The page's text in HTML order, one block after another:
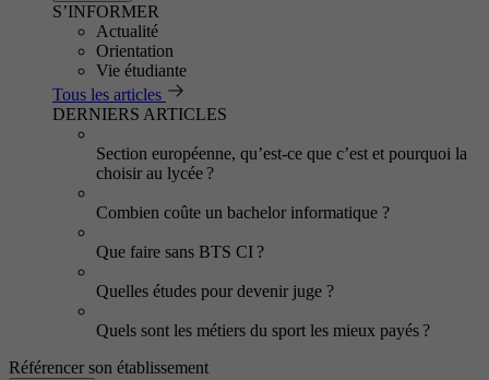
S’INFORMER
Actualité
Orientation
Vie étudiante
Tous les articles
DERNIERS ARTICLES
Section européenne, qu’est-ce que c’est et pourquoi la
choisir au lycée ?
Combien coûte un bachelor informatique ?
Que faire sans BTS CI ?
Quelles études pour devenir juge ?
Quels sont les métiers du sport les mieux payés ?
Référencer son établissement